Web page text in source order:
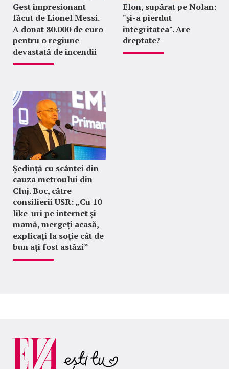
Gest impresionant
făcut de Lionel Messi.
A donat 80.000 de euro
pentru o regiune
devastată de incendii
Elon, supărat pe Nolan:
"şi-a pierdut
integritatea". Are
dreptate?
Ședință cu scântei din
cauza metroului din
Cluj. Boc, către
consilierii USR: „Cu 10
like-uri pe internet și
mamă, mergeți acasă,
explicați la soție cât de
bun ați fost astăzi”